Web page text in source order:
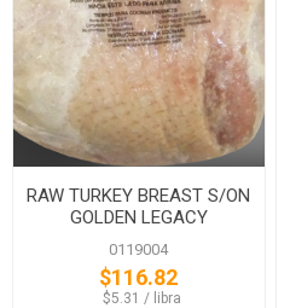
RAW TURKEY BREAST S/ON
GOLDEN LEGACY
0119004
$116.82
‏‏‎ ‎‏‏‎ ‎$5.31 / libra